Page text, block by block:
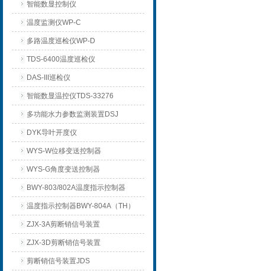
智能数显控制仪
温度监测仪WP-C
多路温度巡检仪WP-D
TDS-6400温度巡检仪
DAS-III巡检仪
智能数显温控仪TDS-33276
多功能水力参数监测装置DSJ
DYK导叶开度仪
WYS-W位移变送控制器
WYS-G角度变送控制器
BWY-803/802A温度指示控制器
温度指示控制器BWY-804A（TH）
ZJX-3A剪断销信号装置
ZJX-3D剪断销信号装置
剪断销信号装置JDS